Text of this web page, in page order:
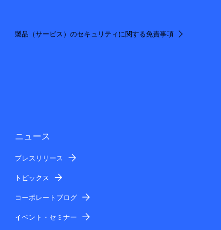
製品（サービス）のセキュリティに関する免責事項
ニュース
プレスリリース
トピックス
コーポレートブログ
イベント・セミナー